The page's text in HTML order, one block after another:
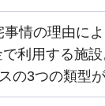
情の理由に
利用する施
の3つの類型が